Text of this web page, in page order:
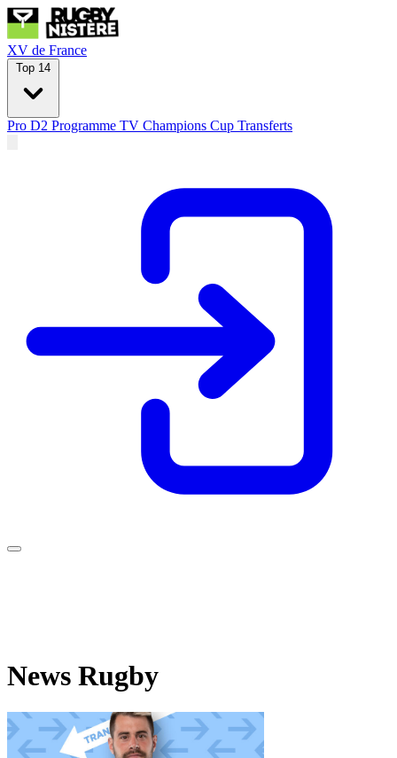
XV de France
Top 14
Pro D2 Programme TV Champions Cup Transferts
News Rugby